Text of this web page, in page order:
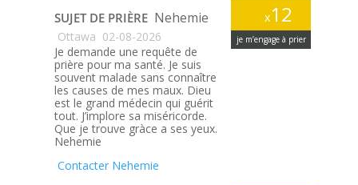
x12
je m’engage à prier
SUJET DE PRIÈRE Nehemie
Ottawa 02-08-2026
Je demande une requête de
prière pour ma santé. Je suis
souvent malade sans connaître
les causes de mes maux. Dieu
est le grand médecin qui guérit
tout. J’implore sa miséricorde.
Que je trouve gràce a ses yeux.
Nehemie
Contacter Nehemie